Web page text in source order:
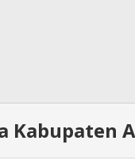
Kabupaten